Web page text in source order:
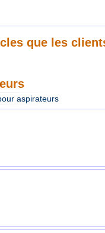
que les
aspirateurs